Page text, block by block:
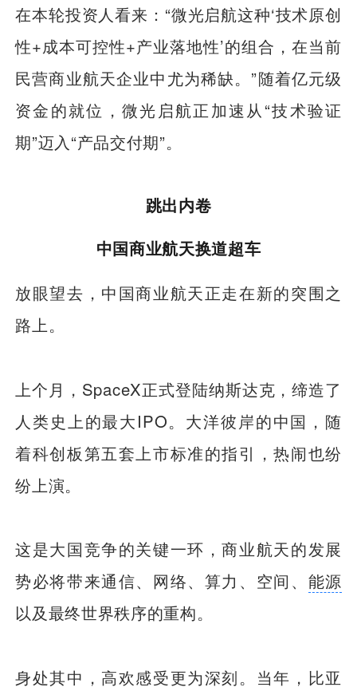
在本轮投资人看来：“微光启航这种‘技术原创
性+成本可控性+产业落地性’的组合，在当前
民营商业航天企业中尤为稀缺。”随着亿元级
资金的就位，微光启航正加速从“技术验证
期”迈入“产品交付期”。
跳出内卷
中国商业航天换道超车
放眼望去，中国商业航天正走在新的突围之
路上。
上个月，SpaceX正式登陆纳斯达克，缔造了
人类史上的最大IPO。大洋彼岸的中国，随
着科创板第五套上市标准的指引，热闹也纷
纷上演。
这是大国竞争的关键一环，商业航天的发展
势必将带来通信、网络、算力、空间、 能源
以及最终世界秩序的重构。
身处其中，高欢感受更为深刻。当年，比亚